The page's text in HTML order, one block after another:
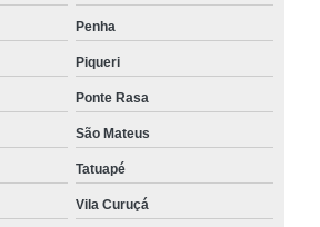
Penha
Piqueri
Ponte Rasa
São Mateus
Tatuapé
Vila Curuçá